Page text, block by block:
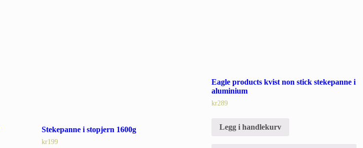
Stekepanne i stopjern 1600g
kr199
Eagle products kvist non stick stekepanne i
aluminium
kr289
Legg i handlekurv